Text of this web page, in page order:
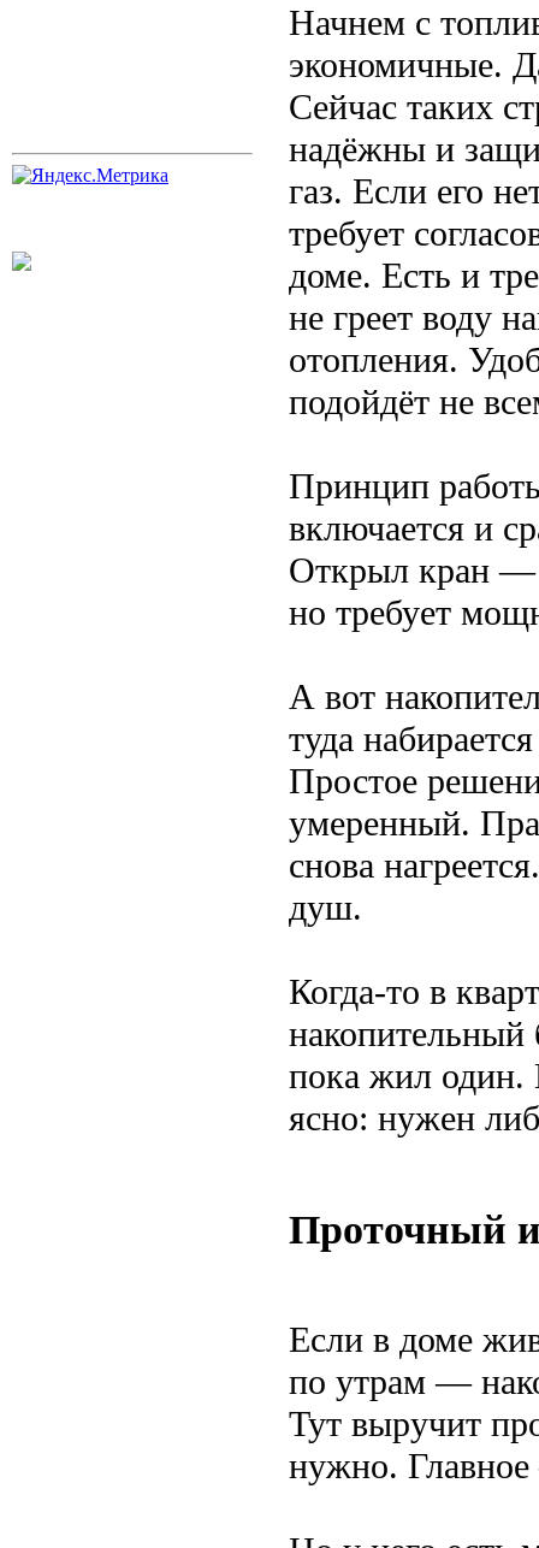
Начнем с
экономичные.
Сейчас таких
надёжны и
газ. Если его
требует
доме. Есть и
не греет воду
отопления.
подойдёт не
Принцип
включается и
Открыл кран —
но требует
А вот
туда
Простое
умеренный.
снова
душ.
Когда-то в
накопительный
пока жил один.
ясно: нужен
Проточный
Если в доме
по утрам —
Тут выручит
нужно.